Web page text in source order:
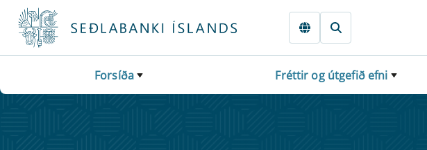
Fara beint í Meginmál
Forsíða Fréttir og útgefið efni